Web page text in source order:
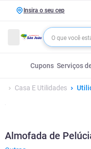
Insira o seu cep
Cupons Serviços
Casa E Utilidades
Almofada de